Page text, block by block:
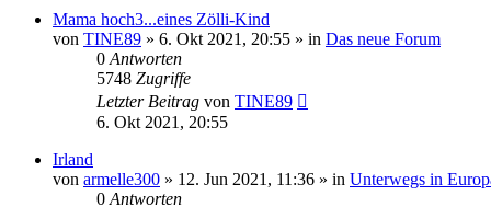
Mama hoch3...eines Zölli-Kind
von TINE89 » 6. Okt 2021, 20:55 » in Das neue Forum
0 Antworten
5748 Zugriffe
Letzter Beitrag von TINE89
6. Okt 2021, 20:55
Irland
von armelle300 » 12. Jun 2021, 11:36 » in Unterwegs in
0 Antworten